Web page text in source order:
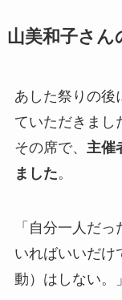
山美和子さん
あした祭りの後
ていただきまし
その席で、 主催
ました。
「自分一人だ
いればいいだけ
動）はしない。」